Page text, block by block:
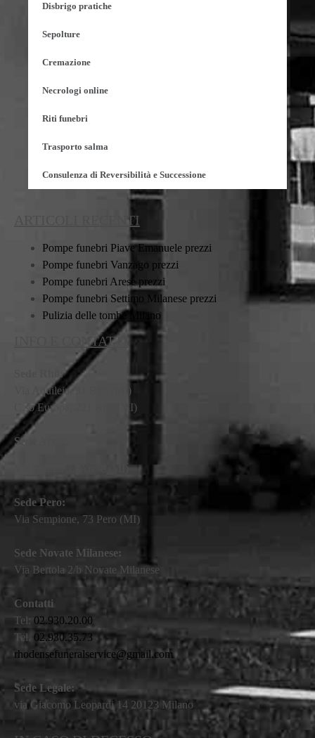
Disbrigo pratiche
Sepolture
Cremazione
Necrologi online
Riti funebri
Trasporto salma
Consulenza di Reversibilità e Successione
ARTICOLI RECENTI
Pompe funebri Piave Emanuele prezzi
Pompe funebri Vanzago prezzi
Pompe funebri Arese prezzi
Pompe funebri Settimo Milanese prezzi
Pulizia delle tombe Milano
INFO E CONTATTI
Sede Rho:
Via Aquileia, 31 Rho (MI)
C.so Europa, 221 Rho (MI)
Sede Arese:
Via Mattei, 32 Arese (MI)
Sede Pero:
Via Sempione, 73 Pero (MI)
Sede Novate Milanese:
Via Bertola 2/b Novate Milanese
Contatti
Tel: 02.930.20.00
Tel. 02.930.35.73
rhodensefuneralservice@gmail.com
Sede Legale:
via Giacomo Leopardi 14 20123 Milano